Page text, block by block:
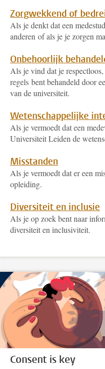
Zorgwekkend of
Als je denkt dat een
anderen of als je je zorgen
Onbehoorlijk
Als je vind dat je
regels bent behandeld door
van de universiteit.
Wetenschappelijke
Als je vermoedt dat een
Universiteit Leiden de
Misstanden
Als je vermoedt dat er een
opleiding.
Diversiteit en inclusie
Als je op zoek bent naar
diversiteit en inclusiviteit.
Consent is key